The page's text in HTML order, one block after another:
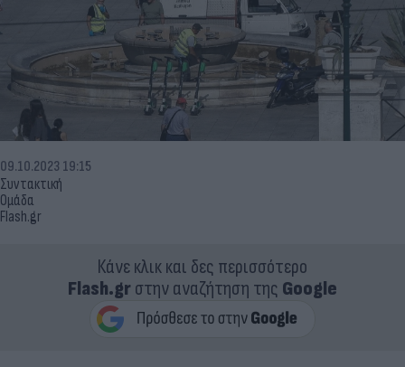
Συντακτική
Ομάδα
Flash.gr
09.10.2023 19:15
Κάνε κλικ και δες περισσότερο
Flash.grστην αναζήτηση της Google